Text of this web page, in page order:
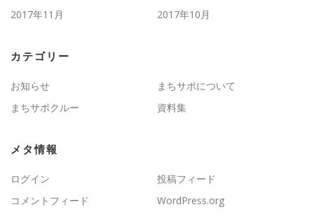
2017年11月
2017年10月
カテゴリー
お知らせ
まちサポについて
まちサポクルー
資料集
メタ情報
ログイン
投稿フィード
コメントフィード
WordPress.org